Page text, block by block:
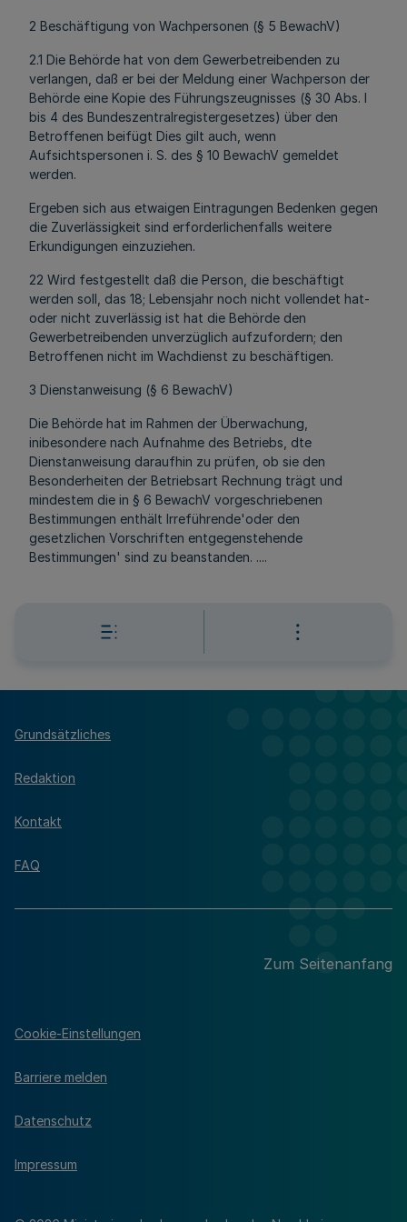
2 Beschäftigung von Wachpersonen (§ 5 BewachV)
2.1 Die Behörde hat von dem Gewerbetreibenden zu
verlangen, daß er bei der Meldung einer Wachperson der
Behörde eine Kopie des Führungszeugnisses (§ 30 Abs. l
bis 4 des Bundeszentralregistergesetzes) über den
Betroffenen beifügt Dies gilt auch, wenn
Aufsichtspersonen i. S. des § 10 BewachV gemeldet
werden.
Ergeben sich aus etwaigen Eintragungen Bedenken gegen
die Zuverlässigkeit sind erforderlichenfalls weitere
Erkundigungen einzuziehen.
22 Wird festgestellt daß die Person, die beschäftigt
werden soll, das 18; Lebensjahr noch nicht vollendet hat-
oder nicht zuverlässig ist hat die Behörde den
Gewerbetreibenden unverzüglich aufzufordern; den
Betroffenen nicht im Wachdienst zu beschäftigen.
3 Dienstanweisung (§ 6 BewachV)
Die Behörde hat im Rahmen der Überwachung,
inibesondere nach Aufnahme des Betriebs, dte
Dienstanweisung daraufhin zu prüfen, ob sie den
Besonderheiten der Betriebsart Rechnung trägt und
mindestem die in § 6 BewachV vorgeschriebenen
Bestimmungen enthält Irreführende'oder den
gesetzlichen Vorschriften entgegenstehende
Bestimmungen' sind zu beanstanden. ....
Grundsätzliches
Redaktion
Kontakt
FAQ
Zum Seitenanfang
Cookie-Einstellungen
Barriere melden
Datenschutz
Impressum